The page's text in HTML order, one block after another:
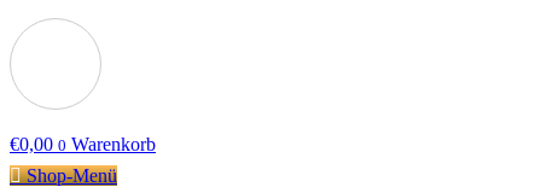
€0,00 0 Warenkorb
Shop-Menü